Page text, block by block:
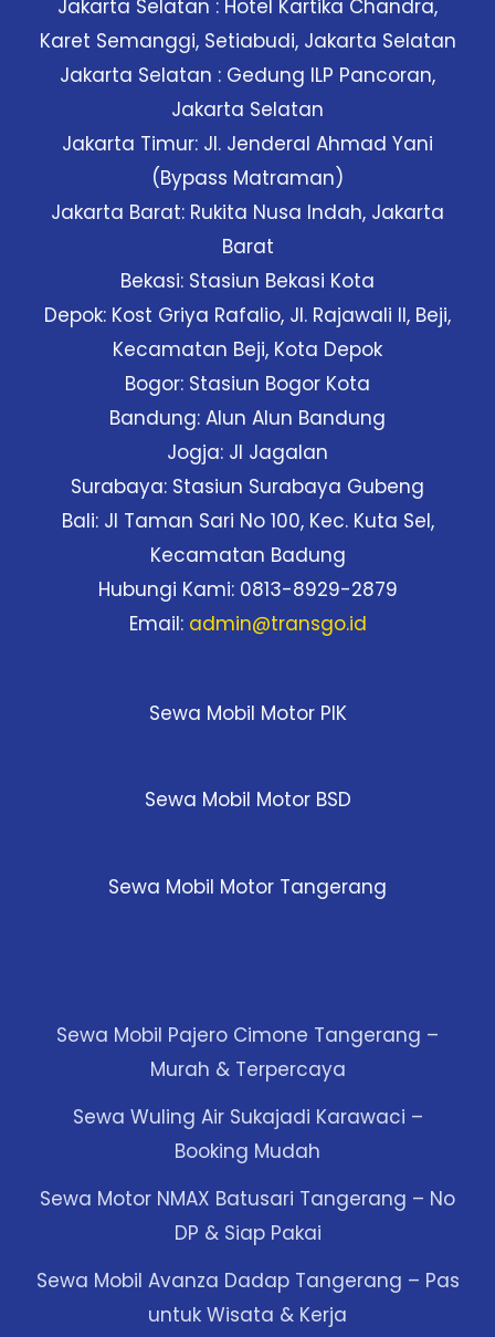
Jakarta Selatan : Hotel Kartika Chandra,
Karet Semanggi, Setiabudi, Jakarta Selatan
Jakarta Selatan : Gedung ILP Pancoran,
Jakarta Selatan
Jakarta Timur: Jl. Jenderal Ahmad Yani
(Bypass Matraman)
Jakarta Barat: Rukita Nusa Indah, Jakarta
Barat
Bekasi: Stasiun Bekasi Kota
Depok: Kost Griya Rafalio, Jl. Rajawali II, Beji,
Kecamatan Beji, Kota Depok
Bogor: Stasiun Bogor Kota
Bandung: Alun Alun Bandung
Jogja: Jl Jagalan
Surabaya: Stasiun Surabaya Gubeng
Bali: Jl Taman Sari No 100, Kec. Kuta Sel,
Kecamatan Badung
Hubungi Kami: 0813-8929-2879
Email: admin@transgo.id
Sewa Mobil Motor PIK
Sewa Mobil Motor BSD
Sewa Mobil Motor Tangerang
Sewa Mobil Pajero Cimone Tangerang –
Murah & Terpercaya
Sewa Wuling Air Sukajadi Karawaci –
Booking Mudah
Sewa Motor NMAX Batusari Tangerang – No
DP & Siap Pakai
Sewa Mobil Avanza Dadap Tangerang – Pas
untuk Wisata & Kerja